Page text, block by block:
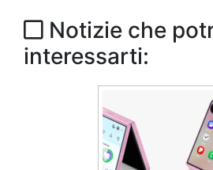
Notizie che
interessarti: